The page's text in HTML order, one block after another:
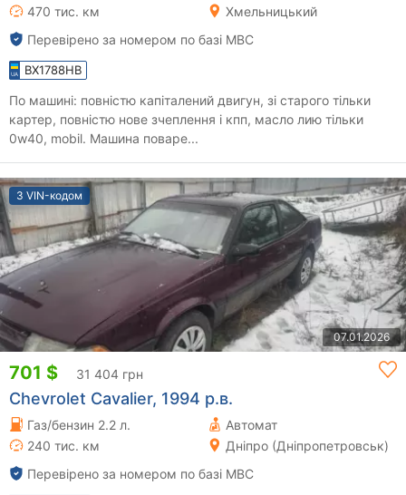
470 тис. км
Хмельницький
Перевірено за номером по базі МВС
BX1788HB
По машині: повністю капіталений двигун, зі старого тільки
картер, повністю нове зчеплення і кпп, масло лию тільки
0w40, mobil. Машина поваре...
З VIN-кодом
07.01.2026
701 $ 31 404 грн
Chevrolet Cavalier, 1994 р.в.
Газ/бензин 2.2 л.
Автомат
240 тис. км
Дніпро (Дніпропетровськ)
Перевірено за номером по базі МВС